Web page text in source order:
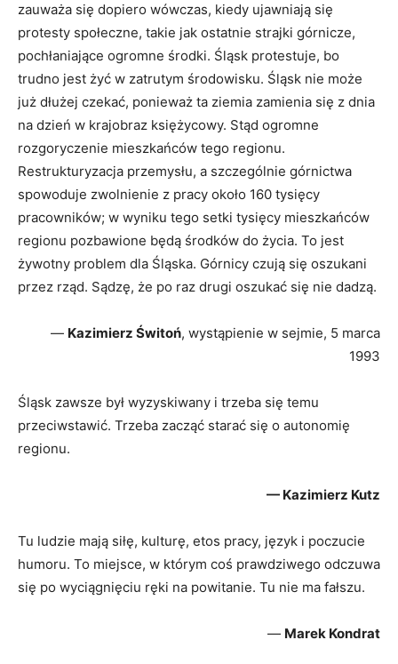
zauważa się dopiero wówczas, kiedy ujawniają się
protesty społeczne, takie jak ostatnie strajki górnicze,
pochłaniające ogromne środki. Śląsk protestuje, bo
trudno jest żyć w zatrutym środowisku. Śląsk nie może
już dłużej czekać, ponieważ ta ziemia zamienia się z dnia
na dzień w krajobraz księżycowy. Stąd ogromne
rozgoryczenie mieszkańców tego regionu.
Restrukturyzacja przemysłu, a szczególnie górnictwa
spowoduje zwolnienie z pracy około 160 tysięcy
pracowników; w wyniku tego setki tysięcy mieszkańców
regionu pozbawione będą środków do życia. To jest
żywotny problem dla Śląska. Górnicy czują się oszukani
przez rząd. Sądzę, że po raz drugi oszukać się nie dadzą.
— Kazimierz Świtoń, wystąpienie w sejmie, 5 marca
1993
Śląsk zawsze był wyzyskiwany i trzeba się temu
przeciwstawić. Trzeba zacząć starać się o autonomię
regionu.
— Kazimierz Kutz
Tu ludzie mają siłę, kulturę, etos pracy, język i poczucie
humoru. To miejsce, w którym coś prawdziwego odczuwa
się po wyciągnięciu ręki na powitanie. Tu nie ma fałszu.
— Marek Kondrat